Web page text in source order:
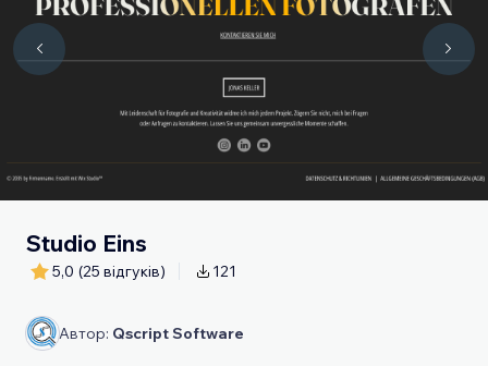
Studio Eins
5,0 (25 відгуків) 121
Автор: Qscript Software